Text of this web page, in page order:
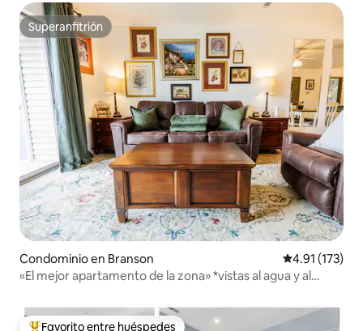
Superanfitrión
Superanfitrión
Condominio en Branson Calificación
4.91 (173)
«El mejor apartamento de la zona» *vistas al agua y al
Favorito entre huéspedes